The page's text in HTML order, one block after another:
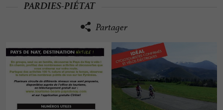
PARDIES-PIÉTAT
Partager